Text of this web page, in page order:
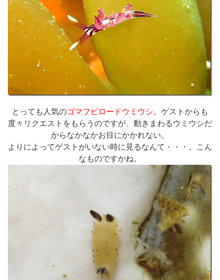
とっても人気のゴマフビロードウミウシ。ゲストからも
度々リクエストをもらうのですが、動きまわるウミウシだ
からなかなかお目にかかれない。
よりによってゲストがいない時に見るなんて・・・。こん
なものですかね。